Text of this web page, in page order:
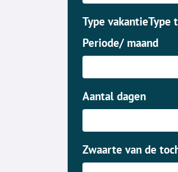
Type vakantieType
Periode/ maand
Aantal dagen
Zwaarte van de